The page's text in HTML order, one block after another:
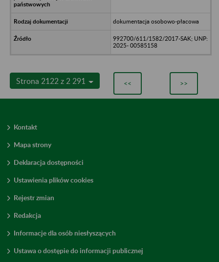
dokumentacja osobowo-płacowa
992700/611/1582/2017-SAK; UNP:
2025- 00585158
Strona 2122 z 2 291 << >>
Kontakt
Mapa strony
Deklaracja dostępności
Ustawienia plików cookies
Rejestr zmian
Redakcja
Informacje dla osób niesłyszących
Ustawa o dostępie do informacji publicznej